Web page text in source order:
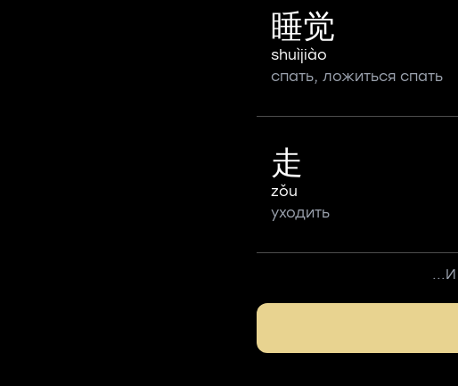
睡觉
shuìjiào
спать, ложиться спать
走
zǒu
уходить